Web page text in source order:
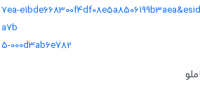
7ea-
a7b
5-000d3ab6e782